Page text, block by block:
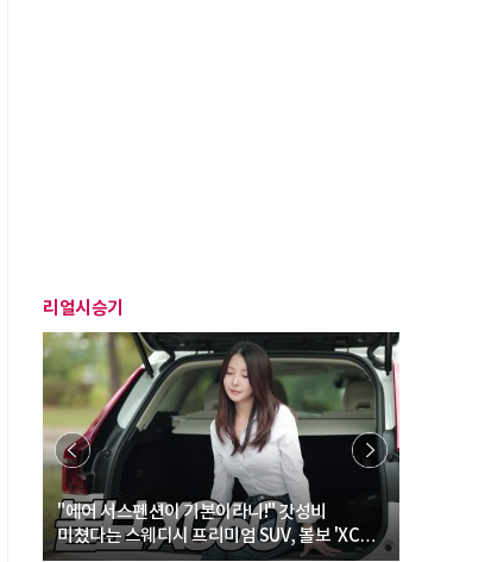
리얼시승기
"에어 서스펜션이 기본이라니!" 갓성비
미쳤다는 스웨디시 프리미엄 SUV, 볼보 'XC60